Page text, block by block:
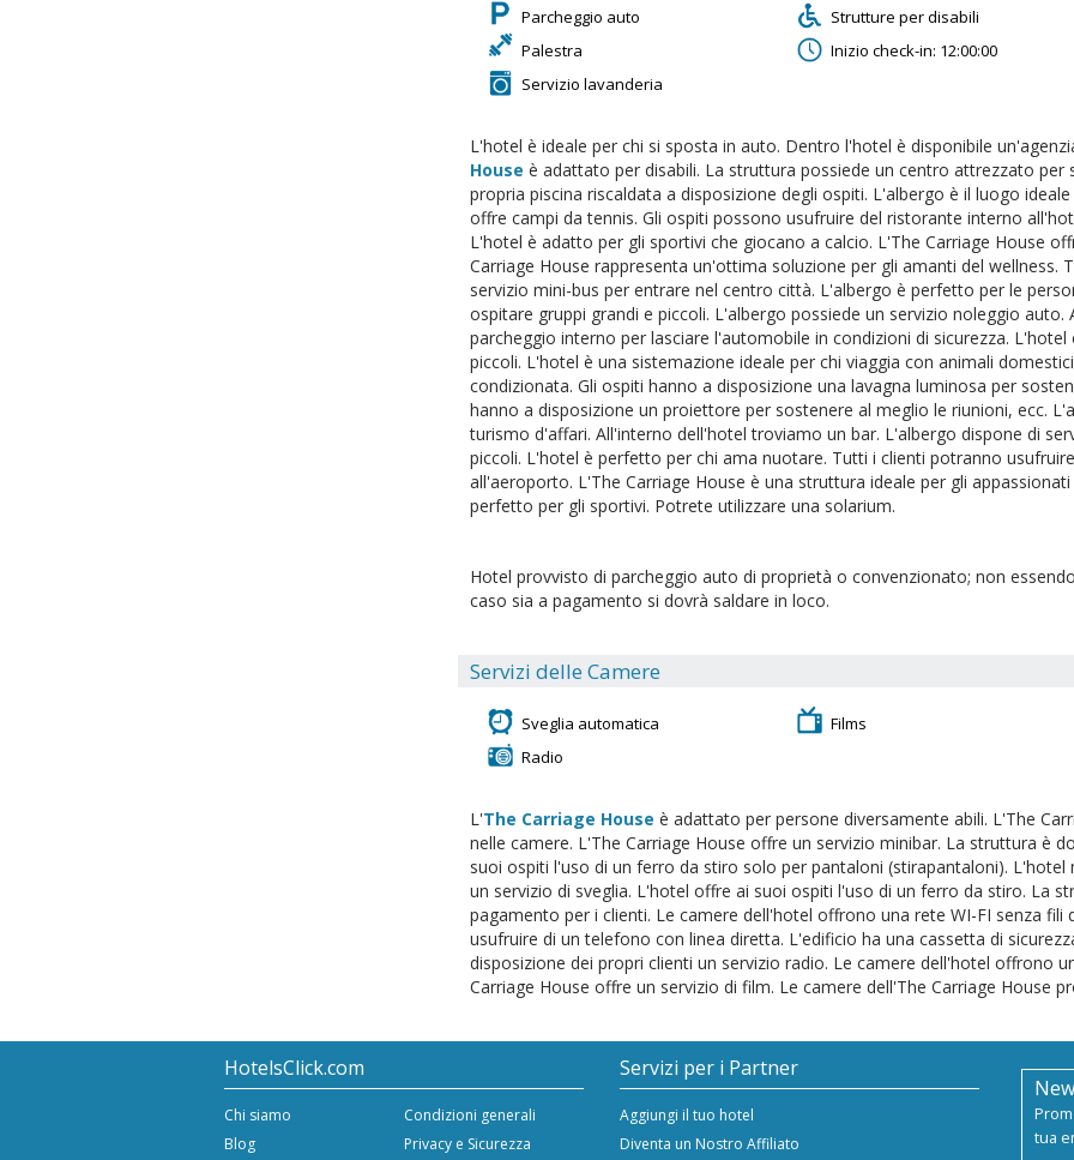
Parcheggio auto
Strutture per disabili
Palestra
Inizio check-in: 12:00:00
Servizio lavanderia
L'hotel è ideale per chi si sposta in auto. Dentro l'hotel è disponibile
House è adattato per disabili. La struttura possiede un centro attrezzato per
propria piscina riscaldata a disposizione degli ospiti. L'albergo è il luogo
offre campi da tennis. Gli ospiti possono usufruire del ristorante interno
L'hotel è adatto per gli sportivi che giocano a calcio. L'The Carriage House
Carriage House rappresenta un'ottima soluzione per gli amanti del wellness.
servizio mini-bus per entrare nel centro città. L'albergo è perfetto per le
ospitare gruppi grandi e piccoli. L'albergo possiede un servizio noleggio
parcheggio interno per lasciare l'automobile in condizioni di sicurezza.
piccoli. L'hotel è una sistemazione ideale per chi viaggia con animali
condizionata. Gli ospiti hanno a disposizione una lavagna luminosa per
hanno a disposizione un proiettore per sostenere al meglio le riunioni, ecc.
turismo d'affari. All'interno dell'hotel troviamo un bar. L'albergo dispone di
piccoli. L'hotel è perfetto per chi ama nuotare. Tutti i clienti potranno
all'aeroporto. L'The Carriage House è una struttura ideale per gli
perfetto per gli sportivi. Potrete utilizzare una solarium.
Hotel provvisto di parcheggio auto di proprietà o convenzionato; non
caso sia a pagamento si dovrà saldare in loco.
Servizi delle Camere
Sveglia automatica
Films
Radio
L'The Carriage House è adattato per persone diversamente abili. L'The
nelle camere. L'The Carriage House offre un servizio minibar. La struttura è
suoi ospiti l'uso di un ferro da stiro solo per pantaloni (stirapantaloni).
un servizio di sveglia. L'hotel offre ai suoi ospiti l'uso di un ferro da stiro. La
pagamento per i clienti. Le camere dell'hotel offrono una rete WI-FI senza fili
usufruire di un telefono con linea diretta. L'edificio ha una cassetta di
disposizione dei propri clienti un servizio radio. Le camere dell'hotel offrono
Carriage House offre un servizio di film. Le camere dell'The Carriage House
HotelsClick.com
Chi siamo
Condizioni generali
Blog
Privacy e Sicurezza
Servizi per i Partner
Aggiungi il tuo hotel
Diventa un Nostro Affiliato
tua